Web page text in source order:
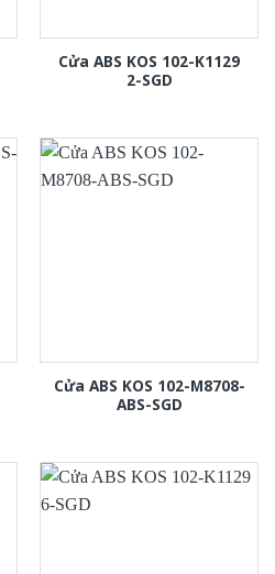
Cửa ABS KOS 102-K1129
2-SGD
Cửa ABS KOS 102-M8708-
ABS-SGD